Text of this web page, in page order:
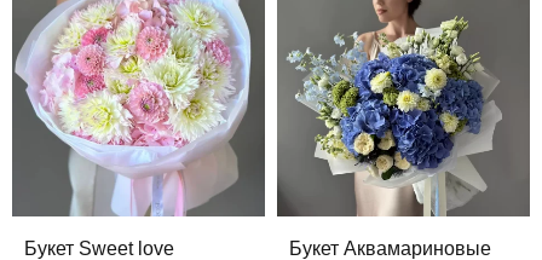
Букет Sweet love
Букет Аквамариновые